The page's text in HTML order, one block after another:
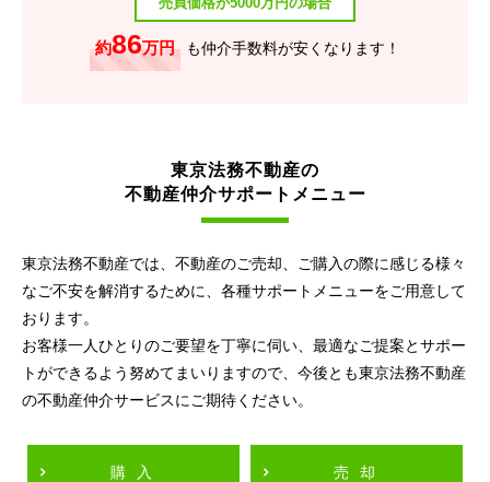
約86万円 も仲介手数料が安くなります！
東京法務不動産の
不動産仲介サポートメニュー
東京法務不動産では、不動産のご売却、ご購入の際に感じる様々
なご不安を解消するために、各種サポートメニューをご用意して
おります。
お客様一人ひとりのご要望を丁寧に伺い、最適なご提案とサポー
トができるよう努めてまいりますので、今後とも東京法務不動産
の不動産仲介サービスにご期待ください。
購入 売却